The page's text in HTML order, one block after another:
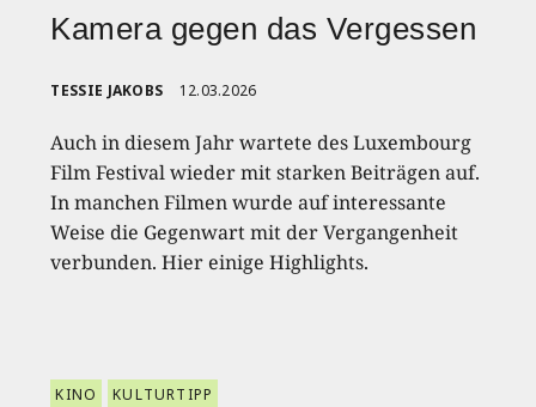
Kamera gegen das Vergessen
TESSIE JAKOBS 12.03.2026
Auch in diesem Jahr wartete des Luxembourg
Film Festival wieder mit starken Beiträgen auf.
In manchen Filmen wurde auf interessante
Weise die Gegenwart mit der Vergangenheit
verbunden. Hier einige Highlights.
KINO KULTURTIPP